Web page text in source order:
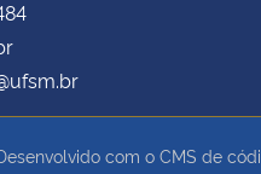
com o CMS de